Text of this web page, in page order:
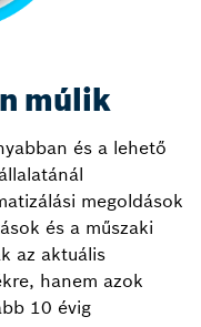
múlik
és a lehető
megoldások
és a műszaki
az aktuális
hanem azok
10 évig